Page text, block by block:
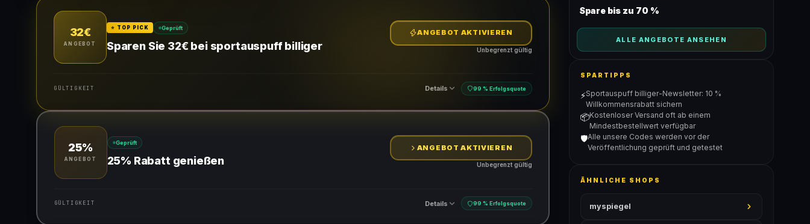
32€
ANGEBOT
⭐ TOP PICK Geprüft
Sparen Sie 32€ bei sportauspuff billiger
ANGEBOT AKTIVIEREN
Unbegrenzt gültig
GÜLTIGKEIT Details 99 % Erfolgsquote
Gültig für teilnehmende Produkte
25%
ANGEBOT
Geprüft
25% Rabatt genießen
ANGEBOT AKTIVIEREN
Unbegrenzt gültig
GÜLTIGKEIT Details 99 % Erfolgsquote
Spare bis zu 70 %
ALLE ANGEBOTE ANSEHEN
SPARTIPPS
⚡Sportauspuff billiger-Newsletter: 10 %
Willkommensrabatt sichern
📦Kostenloser Versand oft ab einem
Mindestbestellwert verfügbar
🛡️Alle unsere Codes werden vor der
Veröffentlichung geprüft und getestet
ÄHNLICHE SHOPS
myspiegel